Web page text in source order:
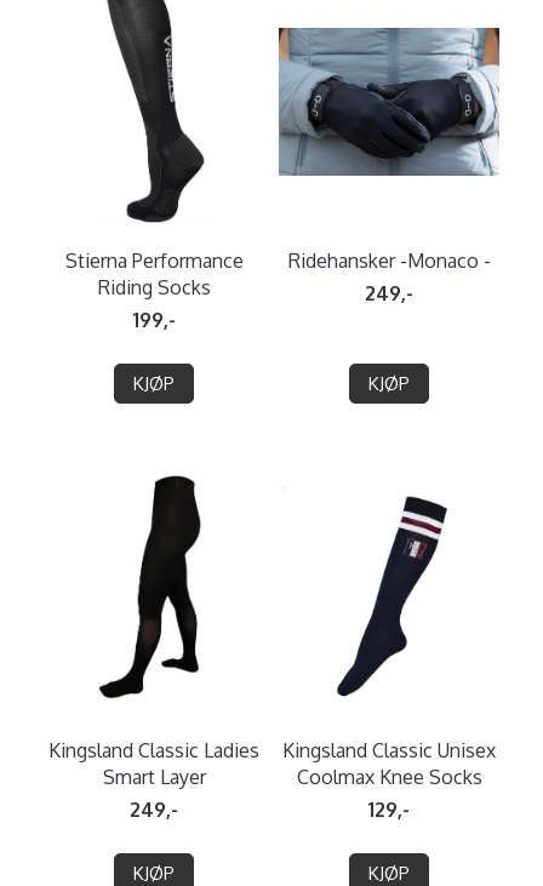
Stierna Performance
Riding Socks
199,-
KJØP
Ridehansker -Monaco -
249,-
KJØP
Kingsland Classic Ladies
Smart Layer
249,-
KJØP
Kingsland Classic Unisex
Coolmax Knee Socks
129,-
KJØP